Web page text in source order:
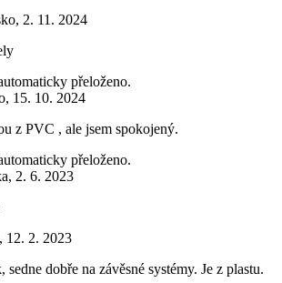
, 2. 11. 2024
přeloženo.
, 15. 10. 2024
z PVC , ale jsem spokojený.
přeloženo.
, 2. 6. 2023
, 12. 2. 2023
dobře na závěsné systémy. Je z plastu.